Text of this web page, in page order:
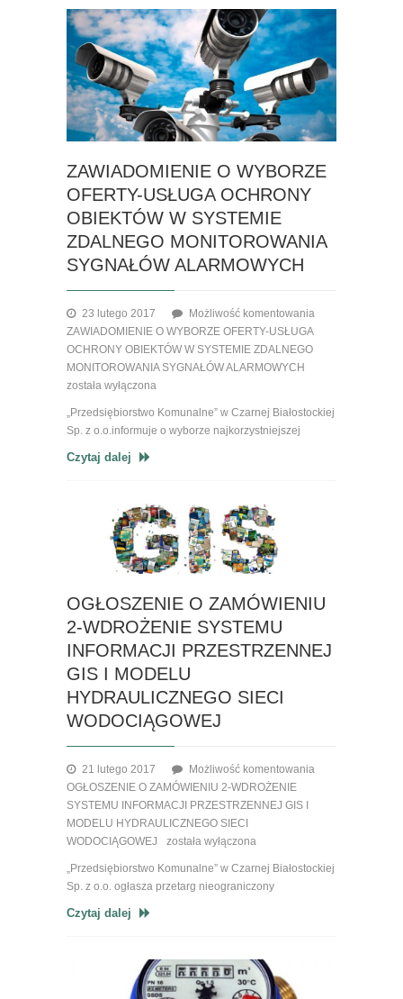
ZAWIADOMIENIE O WYBORZE
OFERTY-USŁUGA OCHRONY
OBIEKTÓW W SYSTEMIE
ZDALNEGO MONITOROWANIA
SYGNAŁÓW ALARMOWYCH
23 lutego 2017
Możliwość komentowania
ZAWIADOMIENIE O WYBORZE OFERTY-USŁUGA
OCHRONY OBIEKTÓW W SYSTEMIE ZDALNEGO
MONITOROWANIA SYGNAŁÓW ALARMOWYCH
została wyłączona
„Przedsiębiorstwo Komunalne” w Czarnej Białostockiej
Sp. z o.o.informuje o wyborze najkorzystniejszej
Czytaj dalej
OGŁOSZENIE O ZAMÓWIENIU
2-WDROŻENIE SYSTEMU
INFORMACJI PRZESTRZENNEJ
GIS I MODELU
HYDRAULICZNEGO SIECI
WODOCIĄGOWEJ
21 lutego 2017
Możliwość komentowania
OGŁOSZENIE O ZAMÓWIENIU 2-WDROŻENIE
SYSTEMU INFORMACJI PRZESTRZENNEJ GIS I
MODELU HYDRAULICZNEGO SIECI
WODOCIĄGOWEJ
została wyłączona
„Przedsiębiorstwo Komunalne” w Czarnej Białostockiej
Sp. z o.o. ogłasza przetarg nieograniczony
Czytaj dalej